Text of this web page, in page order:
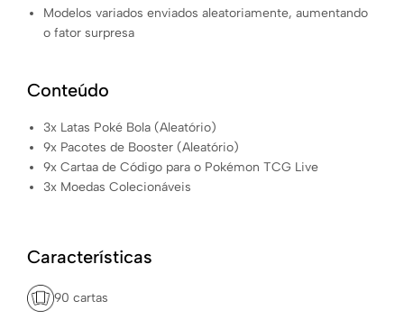
Modelos variados enviados aleatoriamente, aumentando
o fator surpresa
Conteúdo
3x Latas Poké Bola (Aleatório)
9x Pacotes de Booster (Aleatório)
9x Cartaa de Código para o Pokémon TCG Live
3x Moedas Colecionáveis
Características
90 cartas